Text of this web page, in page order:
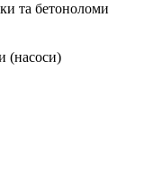
та бетоноломи
(насоси)